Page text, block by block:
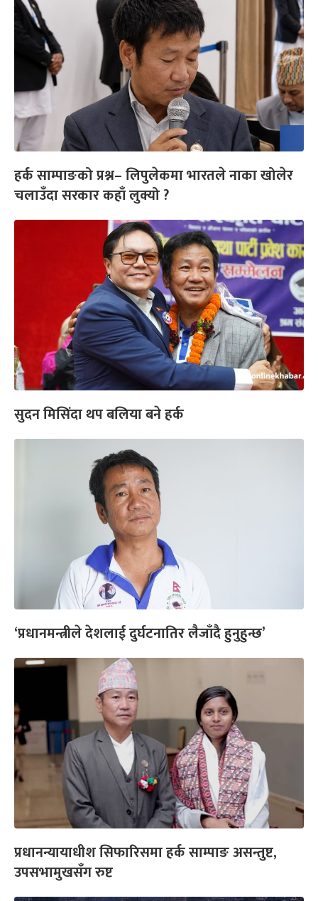
हर्क साम्पाङको प्रश्न– लिपुलेकमा भारतले नाका खोलेर
चलाउँदा सरकार कहाँ लुक्यो ?
सुदन मिसिंदा थप बलिया बने हर्क
‘प्रधानमन्त्रीले देशलाई दुर्घटनातिर लैजाँदै हुनुहुन्छ’
प्रधानन्यायाधीश सिफारिसमा हर्क साम्पाङ असन्तुष्ट,
उपसभामुखसँग रुष्ट